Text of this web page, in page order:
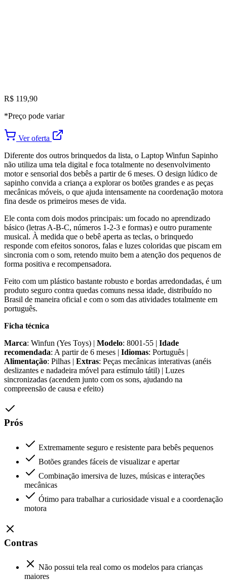
R$ 119,90
*Preço pode variar
Ver oferta
Diferente dos outros brinquedos da lista, o Laptop Winfun Sapinho
não utiliza uma tela digital e foca totalmente no desenvolvimento
motor e sensorial dos bebês a partir de 6 meses. O design lúdico de
sapinho convida a criança a explorar os botões grandes e as peças
mecânicas móveis, o que ajuda intensamente na coordenação motora
fina desde os primeiros meses de vida.
Ele conta com dois modos principais: um focado no aprendizado
básico (letras A-B-C, números 1-2-3 e formas) e outro puramente
musical. À medida que o bebê aperta as teclas, o brinquedo
responde com efeitos sonoros, falas e luzes coloridas que piscam em
sincronia com o som, retendo muito bem a atenção dos pequenos de
forma positiva e recompensadora.
Feito com um plástico bastante robusto e bordas arredondadas, é um
produto seguro contra quedas comuns nessa idade, distribuído no
Brasil de maneira oficial e com o som das atividades totalmente em
português.
Ficha técnica
Marca: Winfun (Yes Toys) | Modelo: 8001-55 | Idade
recomendada: A partir de 6 meses | Idiomas: Português |
Alimentação: Pilhas | Extras: Peças mecânicas interativas (anéis
deslizantes e nadadeira móvel para estímulo tátil) | Luzes
sincronizadas (acendem junto com os sons, ajudando na
compreensão de causa e efeito)
Prós
Extremamente seguro e resistente para bebês pequenos
Botões grandes fáceis de visualizar e apertar
Combinação imersiva de luzes, músicas e interações
mecânicas
Ótimo para trabalhar a curiosidade visual e a coordenação
motora
Contras
Não possui tela real como os modelos para crianças
maiores